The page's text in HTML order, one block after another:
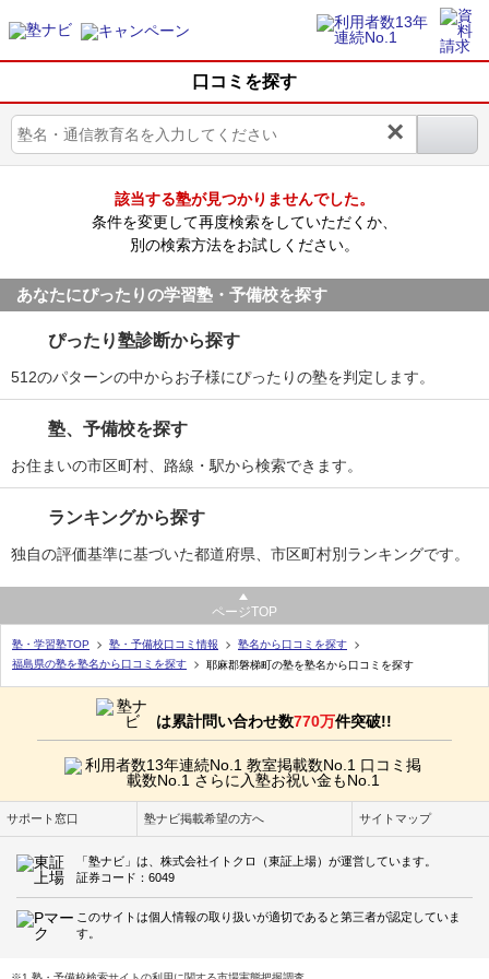
口コミを探す
×
該当する塾が見つかりませんでした。
条件を変更して再度検索をしていただくか、
別の検索方法をお試しください。
あなたにぴったりの学習塾・予備校を探す
ぴったり塾診断から探す
512のパターンの中からお子様にぴったりの塾を判定します。
塾、予備校を探す
お住まいの市区町村、路線・駅から検索できます。
ランキングから探す
独自の評価基準に基づいた都道府県、市区町村別ランキングです。
ページTOP
塾・学習塾TOP 塾・予備校口コミ情報
塾名から口コミを探す
福島県の塾を塾名から口コミを探す
耶麻郡磐梯町の塾を塾名から口コミを探す
は累計問い合わせ数770万件突破!!
サポート窓口 塾ナビ掲載希望の方へ サイトマップ
「塾ナビ」は、株式会社イトクロ（東証上場）が運営しています。
証券コード：6049
このサイトは個人情報の取り扱いが適切であると第三者が認定していま
す。